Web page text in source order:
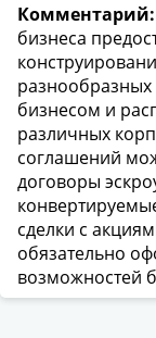
бизнеса
разнообразных
бизнесом и
различных
соглашений
договоры
сделки с
обязательно
возможностей